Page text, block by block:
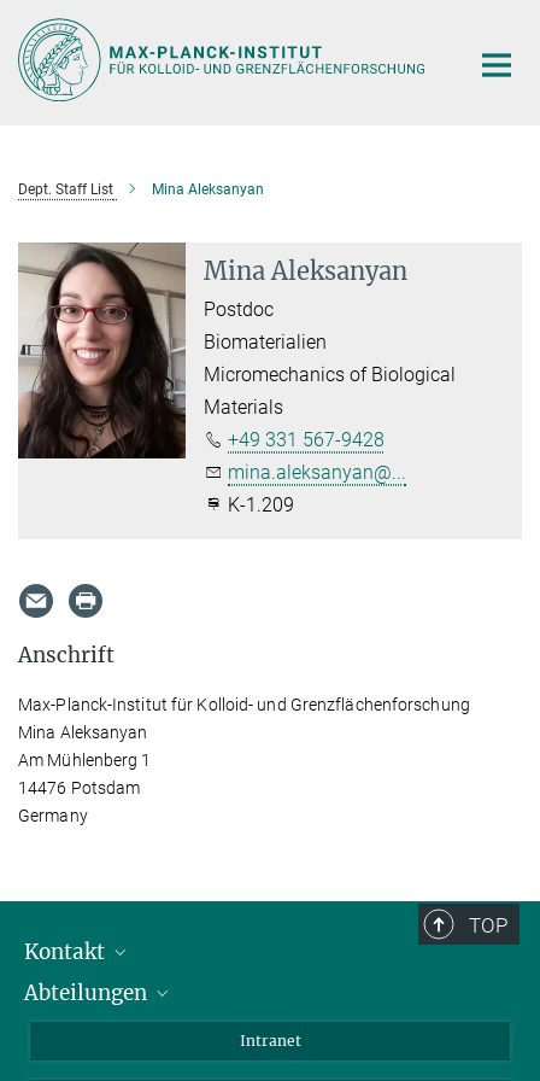
Hauptinhalt
Dept. Staff List Mina Aleksanyan
Mina Aleksanyan
Postdoc
Biomaterialien
Micromechanics of Biological
Materials
+49 331 567-9428
mina.aleksanyan@...
K-1.209
Anschrift
Max-Planck-Institut für Kolloid- und Grenzflächenforschung
Mina Aleksanyan
Am Mühlenberg 1
14476 Potsdam
Germany
TOP
Kontakt
Mitarbeiterverzeichnis
Abteilungen
Intranet